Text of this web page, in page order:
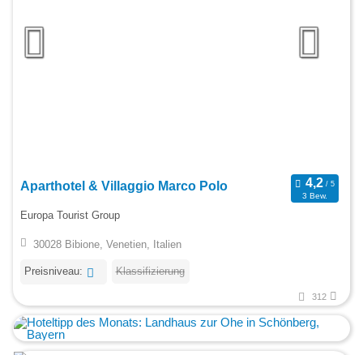
Aparthotel & Villaggio Marco Polo
3 Bew.
Europa Tourist Group
30028 Bibione, Venetien, Italien
Preisniveau: Klassifizierung
312